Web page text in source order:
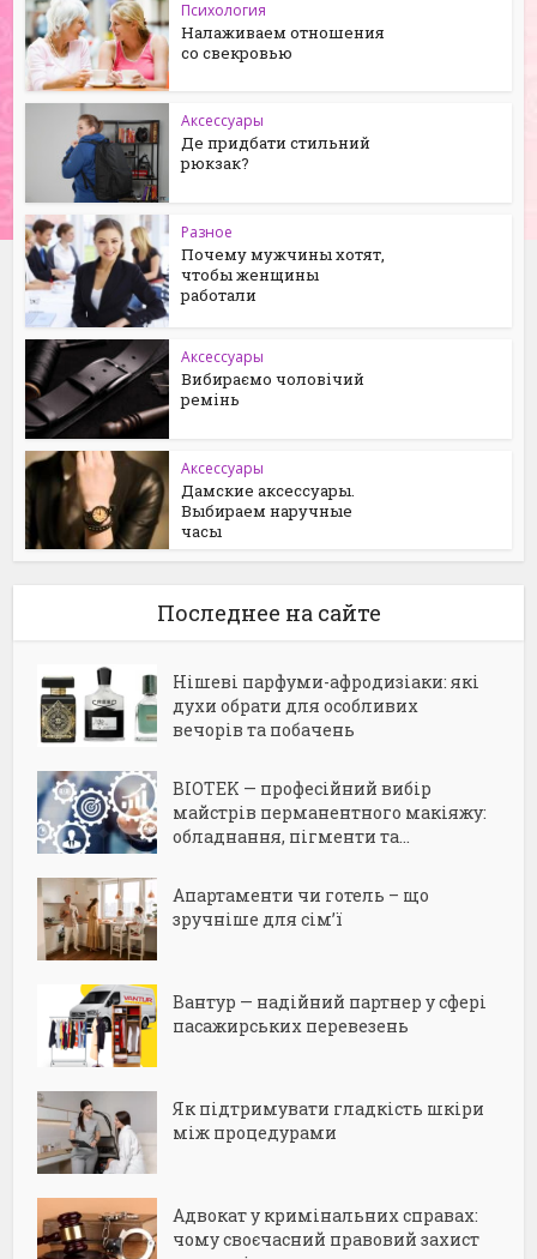
Психология
Налаживаем отношения
со свекровью
Аксессуары
Де придбати стильний
рюкзак?
Разное
Почему мужчины хотят,
чтобы женщины
работали
Аксессуары
Вибираємо чоловічий
ремінь
Аксессуары
Дамские аксессуары.
Выбираем наручные
часы
Последнее на сайте
Нішеві парфуми-афродизіаки: які
духи обрати для особливих
вечорів та побачень
BIOTEK — професійний вибір
майстрів перманентного макіяжу:
обладнання, пігменти та...
Апартаменти чи готель – що
зручніше для сім’ї
Вантур — надійний партнер у сфері
пасажирських перевезень
Як підтримувати гладкість шкіри
між процедурами
Адвокат у кримінальних справах:
чому своєчасний правовий захист